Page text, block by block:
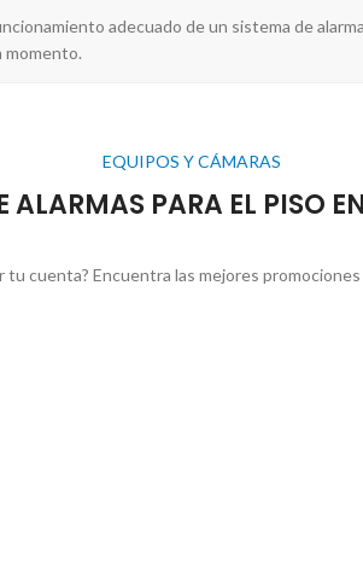
adecuado de un sistema de
momento.
EQUIPOS Y CÁMARAS
ALARMAS PARA EL PISO
tu cuenta? Encuentra las mejores